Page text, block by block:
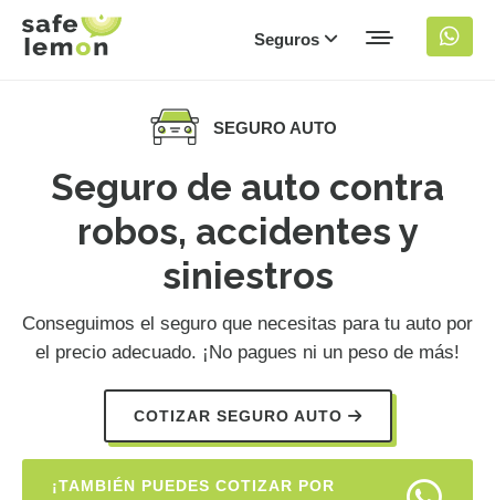
Seguros
SEGURO AUTO
Seguro de auto contra
robos, accidentes y
siniestros
Conseguimos el seguro que necesitas para tu auto por
el precio adecuado. ¡No pagues ni un peso de más!
COTIZAR SEGURO AUTO
¡TAMBIÉN PUEDES COTIZAR POR